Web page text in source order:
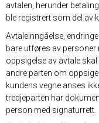
avtalen, herunder
ble registrert som del av
Avtaleinngåelse,
bare utføres av personer
oppsigelse av avtale
andre parten om
kundens vegne anses
tredjeparten har
person med signaturrett.